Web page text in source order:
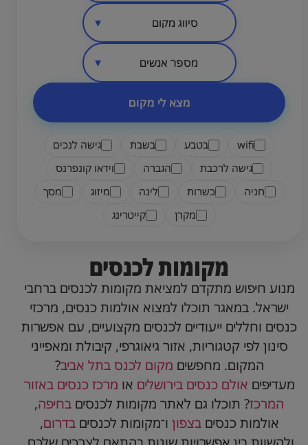
אזור בארץ
סיווג מקום
מספר אנשים
מצא לי מקום
wifi בטבע בשבת
גישה לנכים
גישה לרכבת
הגברה
וידאו קונפרנס
חניה
כשרות לינה מיזוג
מסך
מקרן
קייטרינג
מקומות לכנסים
מנוע חיפוש מתקדם למציאת מקומות לכנסים ברחבי
ישראל. במאגר תוכלו למצוא אולמות כנסים, מרכזי
כנסים וחללים ייעודיים לכנסים מקצועיים, עם אפשרות
סינון לפי קטגוריות, אזור גיאוגרפי, קיבולת ומאפייני
המקום. מחפשים מקום לכנס בתל אביב?
מעדיפים אולם כנסים בירושלים או מרכז כנסים באזור
המרכז? תוכלו גם לאתר מקומות לכנסים בחיפה,
אולמות כנסיםבצפון ו־מקומות לכנסיםבדרום,